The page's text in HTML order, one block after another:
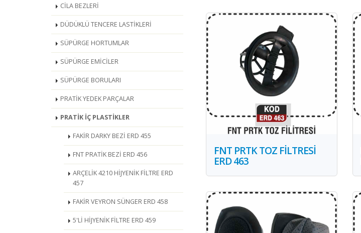
CİLA BEZLERİ
DÜDÜKLÜ TENCERE LASTİKLERİ
SÜPÜRGE HORTUMLAR
SÜPÜRGE EMİCİLER
SÜPÜRGE BORULARI
PRATİK YEDEK PARÇALAR
PRATİK İÇ PLASTİKLER
FAKİR DARKY BEZİ ERD 455
FNT PRATİK BEZİ ERD 456
ARÇELİK 4210 HİJYENİK FİLTRE ERD
457
FAKİR VEYRON SÜNGER ERD 458
5'Lİ HİJYENİK FİLTRE ERD 459
FNT PRTK TOZ FİLTRESİ
ERD 463